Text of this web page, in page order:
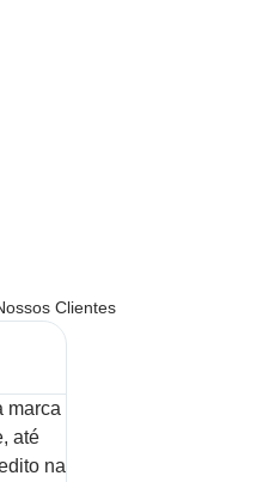
Clientes
marca
até
na